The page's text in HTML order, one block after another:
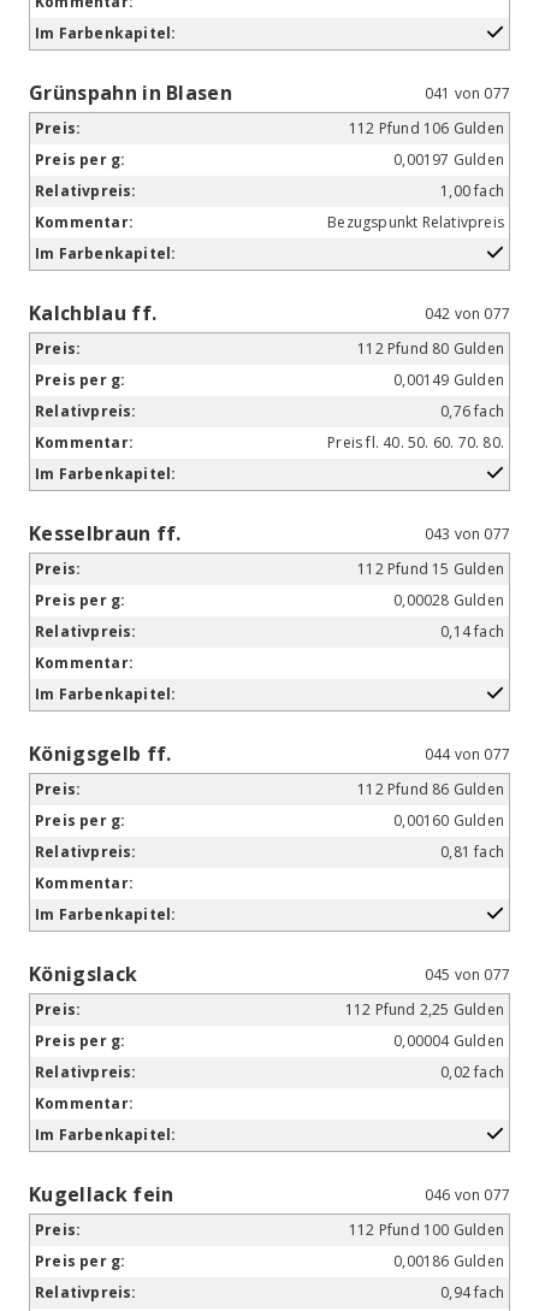
Grünspahn in Blasen
041 von 077
112 Pfund 106 Gulden
0,00197 Gulden
1,00 fach
Bezugspunkt Relativpreis
Kalchblau ff.
042 von 077
112 Pfund 80 Gulden
0,00149 Gulden
0,76 fach
Preis fl. 40. 50. 60. 70. 80.
Kesselbraun ff.
043 von 077
112 Pfund 15 Gulden
0,00028 Gulden
0,14 fach
Königsgelb ff.
044 von 077
112 Pfund 86 Gulden
0,00160 Gulden
0,81 fach
Königslack
045 von 077
112 Pfund 2,25 Gulden
0,00004 Gulden
0,02 fach
Kugellack fein
046 von 077
112 Pfund 100 Gulden
0,00186 Gulden
0,94 fach